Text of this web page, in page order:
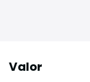
Valor